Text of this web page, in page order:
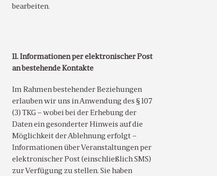
bearbeiten.
11. Informationen per elektronischer Post
an bestehende Kontakte
Im Rahmen bestehender Beziehungen
erlauben wir uns in Anwendung des § 107
(3) TKG – wobei bei der Erhebung der
Daten ein gesonderter Hinweis auf die
Möglichkeit der Ablehnung erfolgt –
Informationen über Veranstaltungen per
elektronischer Post (einschließlich SMS)
zur Verfügung zu stellen. Sie haben